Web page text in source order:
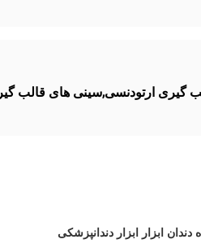
گیری ارتودنسی,سینی های قالب
ابزار ابزار دندانپزشکی